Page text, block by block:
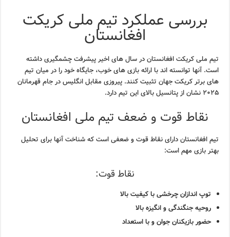
بررسی عملکرد تیم ملی کریکت
افغانستان
تیم ملی کریکت افغانستان در سال های اخیر پیشرفت چشمگیری داشته
است. آنها توانسته اند با ارائه بازی های خوب، جایگاه خود را در میان تیم
های برتر کریکت جهان تثبیت کنند. پیروزی مقابل انگلیس در جام قهرمانان
۲۰۲۵ نشان از پتانسیل بالای این تیم دارد.
نقاط قوت و ضعف تیم ملی افغانستان
تیم افغانستان دارای نقاط قوت و ضعفی است که شناخت آنها برای تحلیل
بهتر بازی مهم است:
نقاط قوت:
توپ اندازان چرخشی با کیفیت بالا
روحیه جنگندگی و انگیزه بالا
حضور بازیکنان جوان و با استعداد